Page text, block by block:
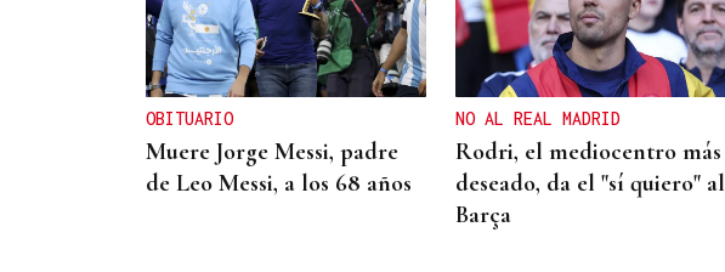
OBITUARIO
Muere Jorge Messi, padre
de Leo Messi, a los 68 años
NO AL REAL MADRID
Rodri, el mediocentro más
deseado, da el "sí quiero" al
Barça